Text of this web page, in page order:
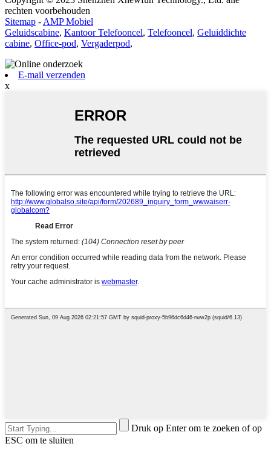
rechten voorbehouden
Sitemap - AMP Mobiel
Geluidscabine, Kantoor Telefooncel, Telefooncel, Geluiddichte
cabine, Office-pod, Vergaderpod,
E-mail verzenden
x
Druk op Enter om te zoeken of op
ESC om te sluiten